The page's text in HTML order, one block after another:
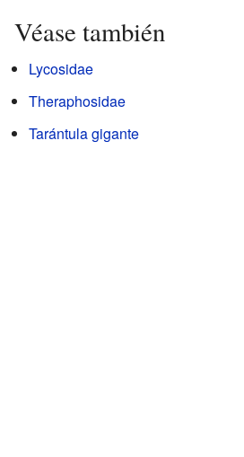
Véase también
Lycosidae
Theraphosidae
Tarántula gigante